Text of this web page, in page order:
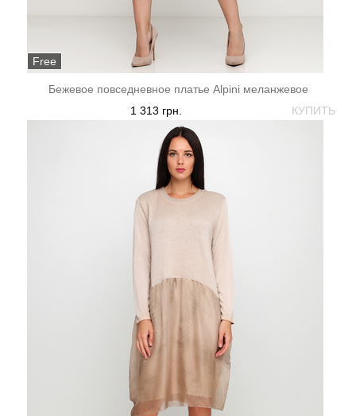
Free
Бежевое повседневное платье Alpini меланжевое
КУПИТЬ
1 313 грн.